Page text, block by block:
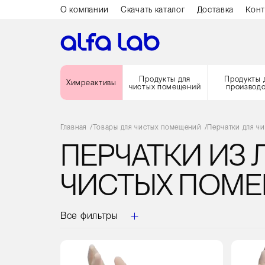
О компании Скачать каталог Доставка
Химреактивы
Продукты для
чистых помещений
Продукты
Главная /Товары для чистых помещений /Перчатки для
ПЕРЧАТКИ ИЗ
ЧИСТЫХ
Все фильтры
Кол-